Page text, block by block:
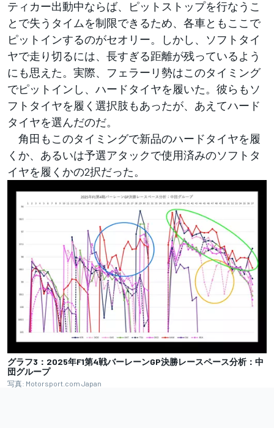
ティカー出動中ならば、ピットストップを行なうこ
とで失うタイムを制限できるため、各車ともここで
ピットインするのがセオリー。しかし、ソフトタイ
ヤで走り切るには、長すぎる距離が残っているよう
にも思えた。実際、フェラーリ勢はこのタイミング
でピットインし、ハードタイヤを履いた。彼らもソ
フトタイヤを履く選択肢もあったが、あえてハード
タイヤを選んだのだ。
角田もこのタイミングで新品のハードタイヤを履
くか、あるいは予選アタックで使用済みのソフトタ
イヤを履くかの2択だった。
グラフ3：2025年F1第4戦バーレーンGP決勝レースペース分析：中
団グループ
写真: Motorsport.com Japan